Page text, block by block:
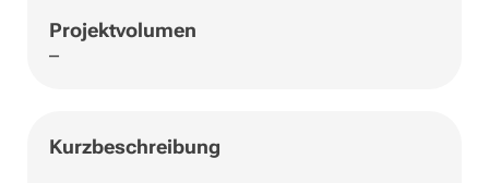
Projektvolumen
–
Kurzbeschreibung